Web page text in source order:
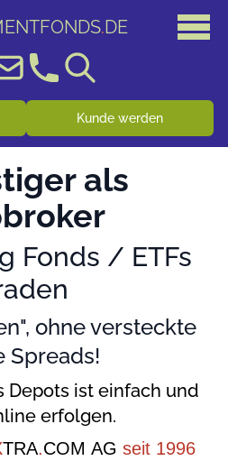
.DE
Kunde werden
als
Fonds / ETFs
ohne versteckte
Spreads!
Depots ist einfach und
erfolgen.
TRA.COM AG seit 1996